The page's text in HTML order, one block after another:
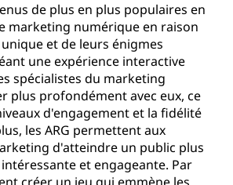
de plus en plus populaires en
marketing numérique en raison
et de leurs énigmes
une expérience interactive
spécialistes du marketing
plus profondément avec eux, ce
d'engagement et la fidélité
les ARG permettent aux
d'atteindre un public plus
et engageante. Par